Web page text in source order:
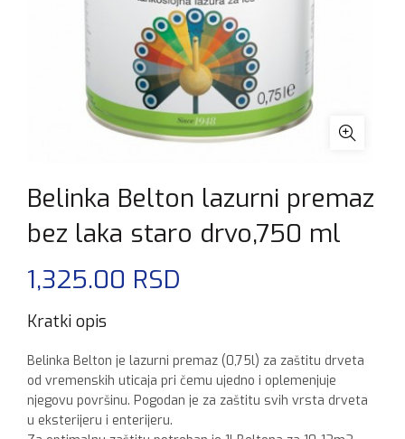
Belinka Belton lazurni premaz
bez laka staro drvo,750 ml
1,325.00 RSD
Kratki opis
Belinka Belton je lazurni premaz (0,75l) za zaštitu drveta
od vremenskih uticaja pri čemu ujedno i oplemenjuje
njegovu površinu. Pogodan je za zaštitu svih vrsta drveta
u eksterijeru i enterijeru.